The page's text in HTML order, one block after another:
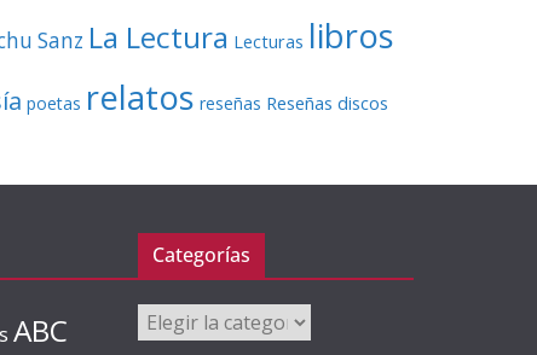
Sanz La Lectura Lecturas libros
poetas relatos reseñas Reseñas discos
ABC
Categorías
Categorías